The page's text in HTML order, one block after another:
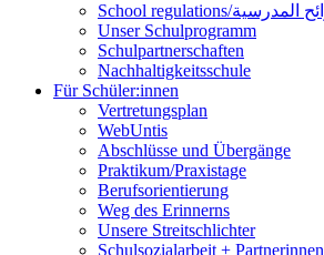
Unser Schulprogramm
Schulpartnerschaften
Nachhaltigkeitsschule
Für Schüler:innen
Vertretungsplan
WebUntis
Abschlüsse und Übergänge
Praktikum/Praxistage
Berufsorientierung
Weg des Erinnerns
Unsere Streitschlichter
Schulsozialarbeit + Partnerinnen